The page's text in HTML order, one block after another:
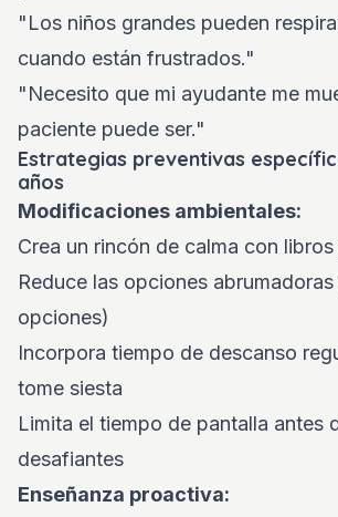
"Los niños grandes pueden
cuando están frustrados."
"Necesito que mi ayudante me
paciente puede ser."
Estrategias preventivas
años
Modificaciones ambientales:
Crea un rincón de calma con
Reduce las opciones
opciones)
Incorpora tiempo de descanso
tome siesta
Limita el tiempo de pantalla antes
desafiantes
Enseñanza proactiva: